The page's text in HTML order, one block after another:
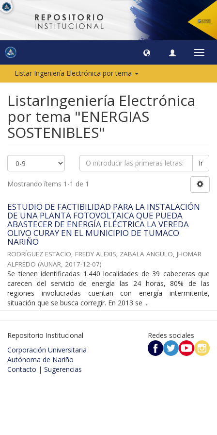
Listar Ingeniería Electrónica por tema
ListarIngeniería Electrónica
por tema "ENERGIAS
SOSTENIBLES"
Ir
Mostrando ítems 1-1 de 1
ESTUDIO DE FACTIBILIDAD PARA LA INSTALACIÓN
DE UNA PLANTA FOTOVOLTAICA QUE PUEDA
ABASTECER DE ENERGÍA ELÉCTRICA LA VEREDA
OLIVO CURAY EN EL MUNICIPIO DE TUMACO
NARIÑO
RODRÍGUEZ ESTACIO, FREDY ALEXIS; ZABALA ANGULO, JHOMAR
ALFREDO (AUNAR, 2017-12-07)
Se tienen identificadas 1.440 localidades de 39 cabeceras que
carecen del servicio de energía las 24 horas, 80% de las
regiones involucradas cuentan con energía intermitente,
situación que se busca corregir. En 2013 se ...
Repositorio Institucional
Corporación Universitaria
Autónoma de Nariño
Contacto | Sugerencias
Redes sociales